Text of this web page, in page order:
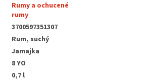
Rumy a ochucené
rumy
3700597351307
Rum, suchý
Jamajka
8 YO
0,7 l